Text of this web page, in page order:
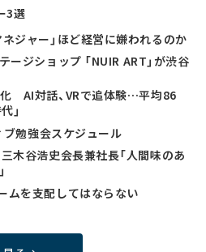
3選
ネジャー」ほど経営に嫌われるのか
ージショップ 「NUIR ART」が渋谷
AI対話、VRで追体験…平均86
」
勉強会スケジュール
木谷浩史会長兼社長「人間味のあ
ムを支配してはならない